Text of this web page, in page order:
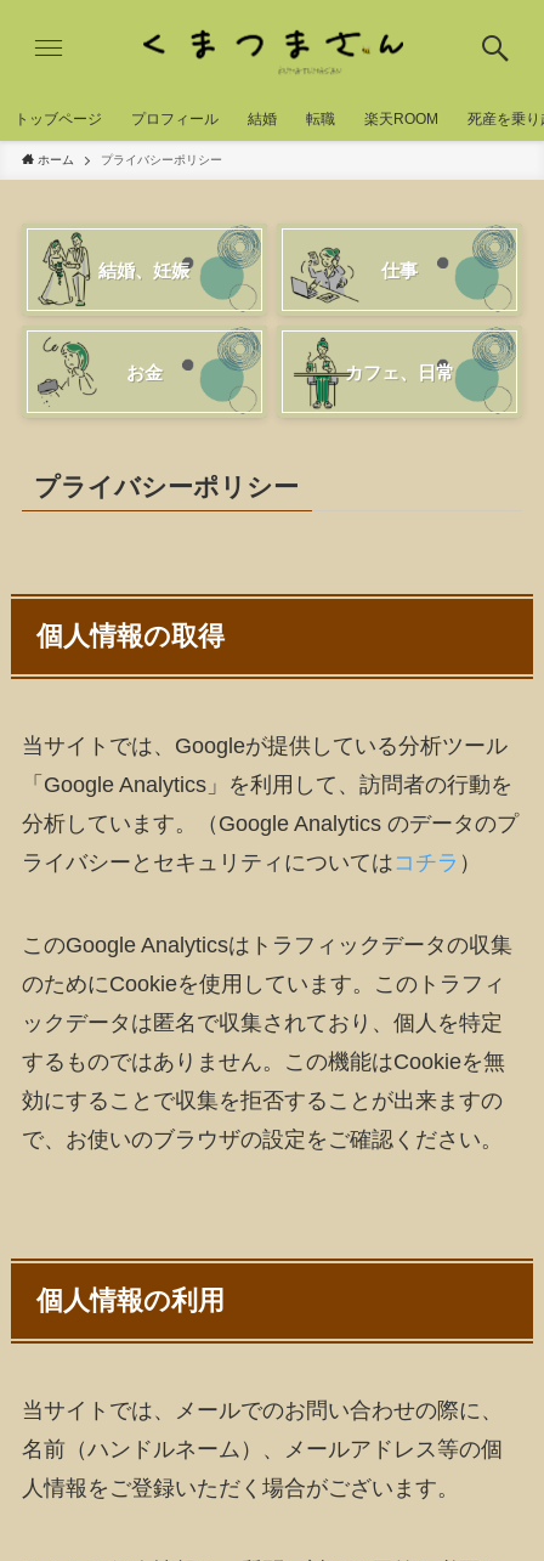
トッブページ プロフィール 結婚 転職 楽天ROOM 死産を乗り
ホーム プライバシーポリシー
結婚、妊娠 仕事
お金 カフェ、日常
プライバシーポリシー
個人情報の取得
当サイトでは、Googleが提供している分析ツール
「Google Analytics」を利用して、訪問者の行動を
分析しています。（Google Analytics のデータのプ
ライバシーとセキュリティについてはコチラ ）
このGoogle Analyticsはトラフィックデータの収集
のためにCookieを使用しています。このトラフィ
ックデータは匿名で収集されており、個人を特定
するものではありません。この機能はCookieを無
効にすることで収集を拒否することが出来ますの
で、お使いのブラウザの設定をご確認ください。
個人情報の利用
当サイトでは、メールでのお問い合わせの際に、
名前（ハンドルネーム）、メールアドレス等の個
人情報をご登録いただく場合がございます。